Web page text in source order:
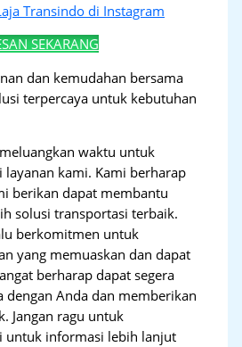
Transindo di Instagram
SEKARANG
dan kemudahan bersama
terpercaya untuk kebutuhan
waktu untuk
layanan kami. Kami berharap
berikan dapat membantu
solusi transportasi terbaik.
berkomitmen untuk
yang memuaskan dan dapat
berharap dapat segera
dengan Anda dan memberikan
Jangan ragu untuk
untuk informasi lebih lanjut